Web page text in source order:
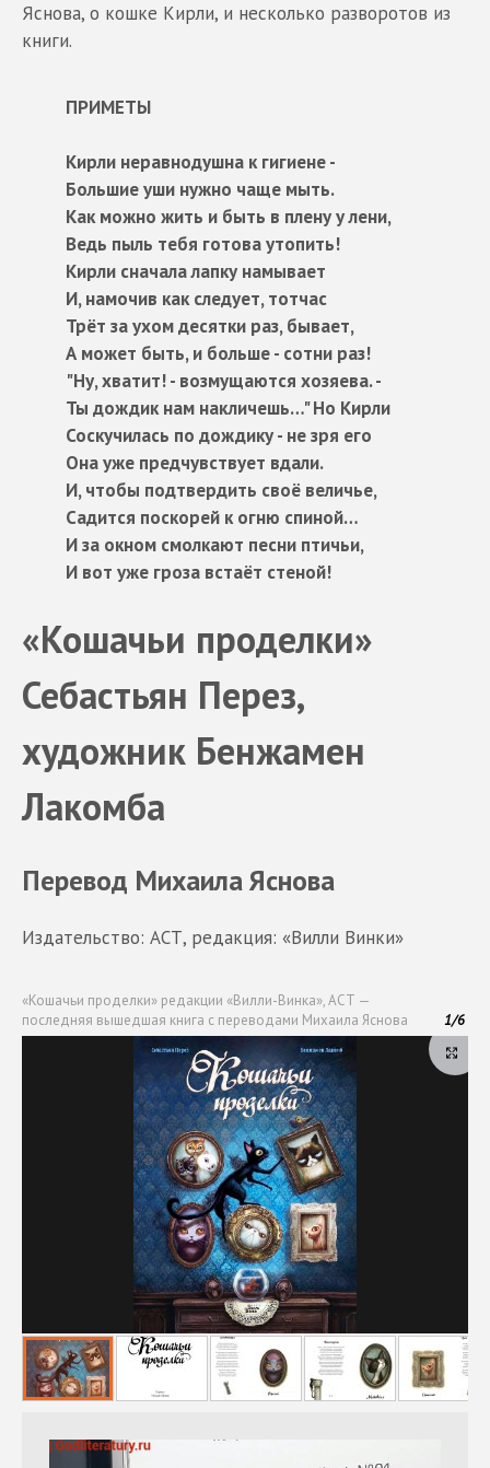
Яснова, о кошке Кирли, и несколько разворотов из
книги.
ПРИМЕТЫ
Кирли неравнодушна к гигиене -
Большие уши нужно чаще мыть.
Как можно жить и быть в плену у лени,
Ведь пыль тебя готова утопить!
Кирли сначала лапку намывает
И, намочив как следует, тотчас
Трёт за ухом десятки раз, бывает,
А может быть, и больше - сотни раз!
"Ну, хватит! - возмущаются хозяева. -
Ты дождик нам накличешь…" Но Кирли
Соскучилась по дождику - не зря его
Она уже предчувствует вдали.
И, чтобы подтвердить своё величье,
Садится поскорей к огню спиной…
И за окном смолкают песни птичьи,
И вот уже гроза встаёт стеной!
«Кошачьи проделки»
Себастьян Перез,
художник Бенжамен
Лакомба
Перевод Михаила Яснова
Издательство: АСТ, редакция: «Вилли Винки»
«Кошачьи проделки» редакции «Вилли-Винка», АСТ —
последняя вышедшая книга с переводами Михаила Яснова
1/6